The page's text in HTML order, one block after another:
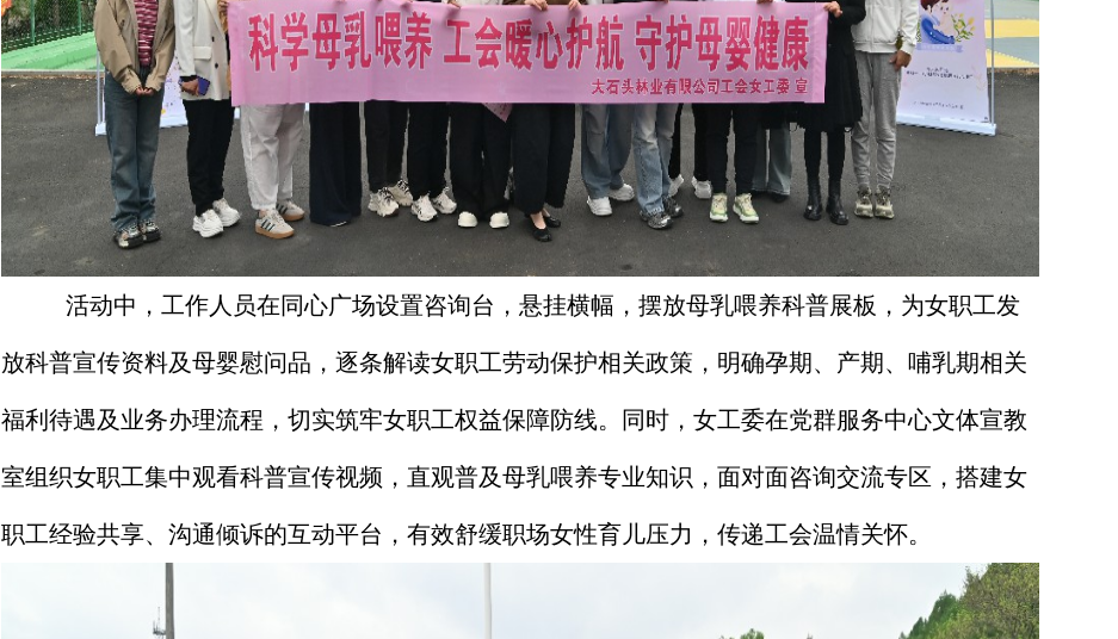
活动中，工作人员在同心广场设置咨询台，悬挂横幅，摆放母乳喂养科普展板，为女职工发
放科普宣传资料及母婴慰问品，逐条解读女职工劳动保护相关政策，明确孕期、产期、哺乳期相关
福利待遇及业务办理流程，切实筑牢女职工权益保障防线。同时，女工委在党群服务中心文体宣教
室组织女职工集中观看科普宣传视频，直观普及母乳喂养专业知识，面对面咨询交流专区，搭建女
职工经验共享、沟通倾诉的互动平台，有效舒缓职场女性育儿压力，传递工会温情关怀。